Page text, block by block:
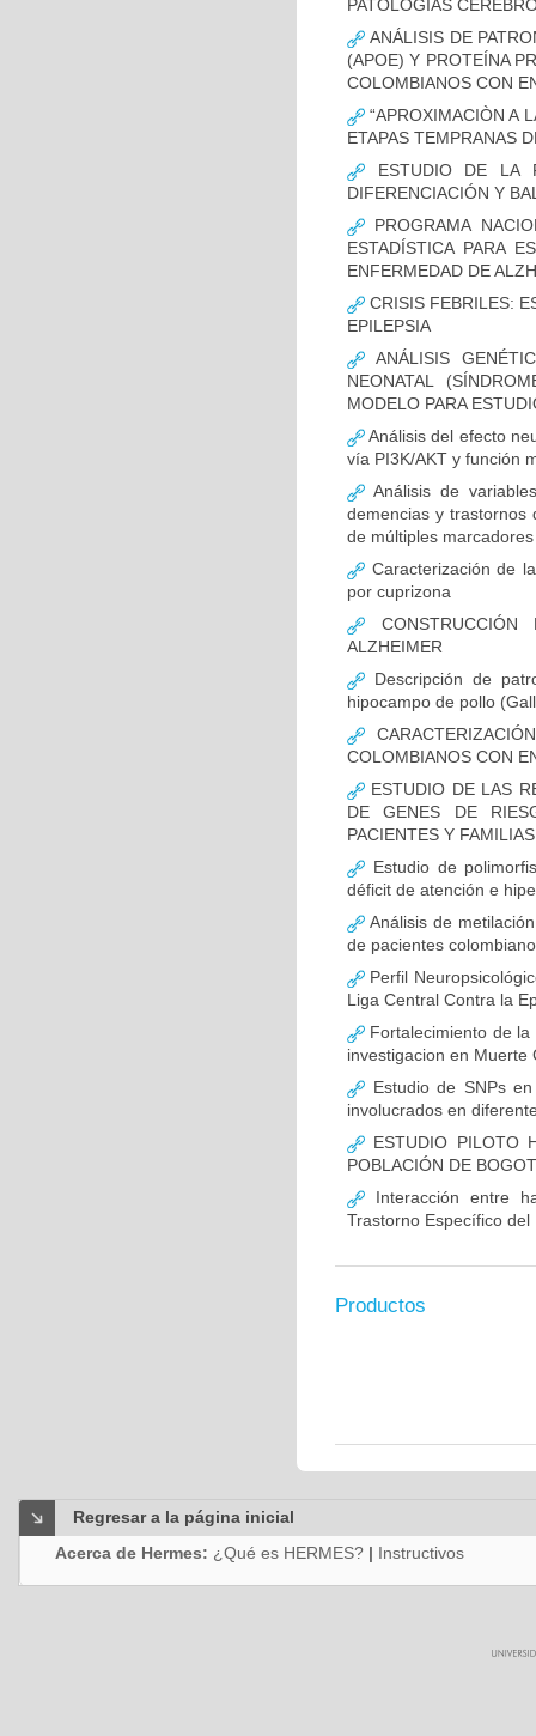
PATOLOGÍAS
ANÁLISIS DE
(APOE) Y PROTEÍNA
COLOMBIANOS CON
“APROXIMACIÒN A
ETAPAS TEMPRANAS
ESTUDIO DE LA
DIFERENCIACIÓN Y
PROGRAMA
ESTADÍSTICA PARA
ENFERMEDAD DE
CRISIS FEBRILES:
EPILEPSIA
ANÁLISIS
NEONATAL
MODELO PARA
Análisis del efecto
vía PI3K/AKT y función
Análisis de
demencias y trastornos
de múltiples
Caracterización de
por cuprizona
ALZHEIMER
Descripción de
hipocampo de pollo
COLOMBIANOS CON
ESTUDIO DE LAS
DE GENES DE
PACIENTES Y
Estudio de
déficit de atención e
Análisis de
de pacientes
Perfil
Liga Central Contra la
Fortalecimiento de la
investigacion en Muerte
Estudio de SNPs
involucrados en
ESTUDIO PILOTO
POBLACIÓN DE
Interacción entre
Trastorno Específico del
Productos
Regresar a la página inicial
Acerca de Hermes: ¿Qué es HERMES? | Instructivos